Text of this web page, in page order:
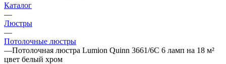
Каталог
—
Люстры
—
Потолочные люстры
—Потолочная люстра Lumion Quinn 3661/6C 6 ламп на 18 м²
цвет белый хром